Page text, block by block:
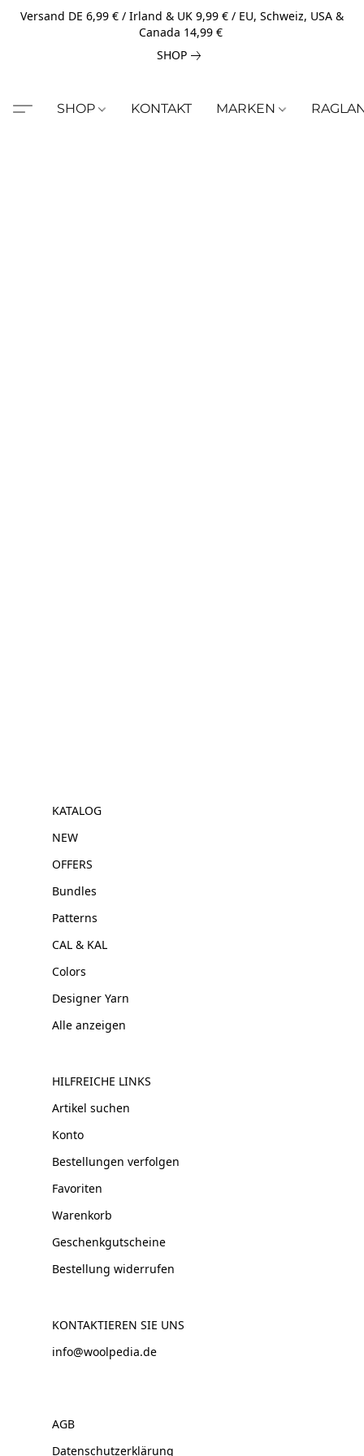
Versand DE 6,99 € / Irland & UK 9,99 € / EU, Schweiz, USA &
Canada 14,99 €
SHOP
SHOP KONTAKT MARKEN
KATALOG
NEW
OFFERS
Bundles
Patterns
CAL & KAL
Colors
Designer Yarn
Alle anzeigen
HILFREICHE LINKS
Artikel suchen
Konto
Bestellungen verfolgen
Favoriten
Warenkorb
Geschenkgutscheine
Bestellung widerrufen
KONTAKTIEREN SIE UNS
info@woolpedia.de
AGB
Datenschutzerklärung